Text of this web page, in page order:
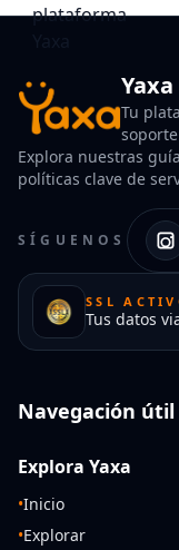
Tu
Explora nuestras
políticas clave de
SÍGUENOS
SSL
Tus datos
Navegación útil
Explora Yaxa
•Inicio
•Explorar